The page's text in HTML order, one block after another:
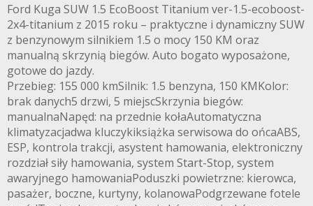
Ford Kuga SUW 1.5 EcoBoost Titanium ver-1.5-ecoboost-
2x4-titanium z 2015 roku – praktyczne i dynamiczny SUW
z benzynowym silnikiem 1.5 o mocy 150 KM oraz
manualną skrzynią biegów. Auto bogato wyposażone,
gotowe do jazdy.
Przebieg: 155 000 kmSilnik: 1.5 benzyna, 150 KMKolor:
brak danych5 drzwi, 5 miejscSkrzynia biegów:
manualnaNapęd: na przednie kołaAutomatyczna
klimatyzacjadwa kluczykiksiążka serwisowa do ońcaABS,
ESP, kontrola trakcji, asystent hamowania, elektroniczny
rozdział siły hamowania, system Start-Stop, system
awaryjnego hamowaniaPoduszki powietrzne: kierowca,
pasażer, boczne, kurtyny, kolanowaPodgrzewane fotele